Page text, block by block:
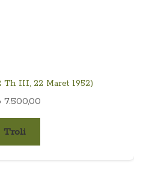
Th III, 22 Maret 1952)
7.500,00
Troli